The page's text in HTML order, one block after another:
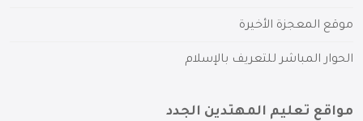
موقع المعجزة الأخيرة
الحوار المباشر للتعريف بالإسلام
مواقع تعليم المهتدين الجدد